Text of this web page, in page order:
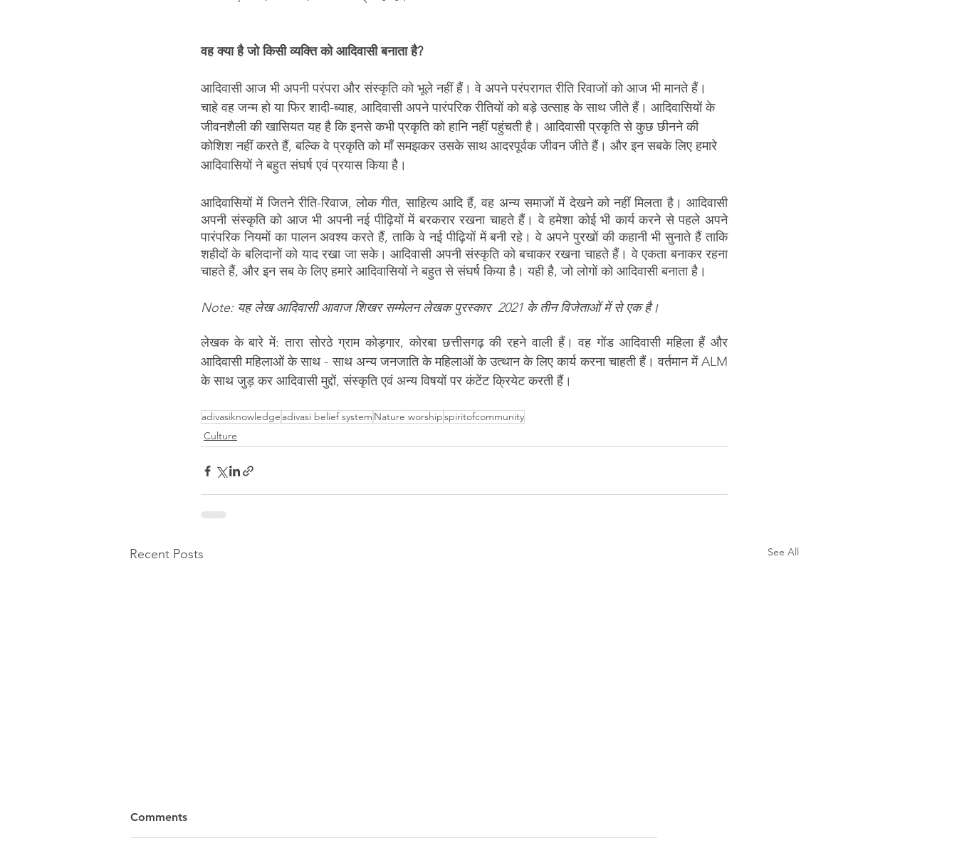
वह क्या है जो किसी व्यक्ति को आदिवासी बनाता है?
आदिवासी आज भी अपनी परंपरा और संस्कृति को भूले नहीं हैं। वे अपने परंपरागत रीति रिवाजों को आज भी मानते हैं।
चाहे वह जन्म हो या फिर शादी-ब्याह, आदिवासी अपने पारंपरिक रीतियों को बड़े उत्साह के साथ जीते हैं। आदिवासियों के
जीवनशैली की खासियत यह है कि इनसे कभी प्रकृति को हानि नहीं पहुंचती है। आदिवासी प्रकृति से कुछ छीनने की
कोशिश नहीं करते हैं, बल्कि वे प्रकृति को माँ समझकर उसके साथ आदरपूर्वक जीवन जीते हैं। और इन सबके लिए हमारे
आदिवासियों ने बहुत संघर्ष एवं प्रयास किया है।
आदिवासियों में जितने रीति-रिवाज, लोक गीत, साहित्य आदि हैं, वह अन्य समाजों में देखने को नहीं मिलता है। आदिवासी
अपनी संस्कृति को आज भी अपनी नई पीढ़ियों में बरकरार रखना चाहते हैं। वे हमेशा कोई भी कार्य करने से पहले अपने
पारंपरिक नियमों का पालन अवश्य करते हैं, ताकि वे नई पीढ़ियों में बनी रहे। वे अपने पुरखों की कहानी भी सुनाते हैं ताकि
शहीदों के बलिदानों को याद रखा जा सके। आदिवासी अपनी संस्कृति को बचाकर रखना चाहते हैं। वे एकता बनाकर रहना
चाहते हैं, और इन सब के लिए हमारे आदिवासियों ने बहुत से संघर्ष किया है। यही है, जो लोगों को आदिवासी बनाता है।
Note: यह लेख आदिवासी आवाज शिखर सम्मेलन लेखक पुरस्कार  2021 के तीन विजेताओं में से एक है।
लेखक के बारे में: तारा सोरठे ग्राम कोड़गार, कोरबा छत्तीसगढ़ की रहने वाली हैं। वह गोंड आदिवासी महिला हैं और
आदिवासी महिलाओं के साथ - साथ अन्य जनजाति के महिलाओं के उत्थान के लिए कार्य करना चाहती हैं। वर्तमान में ALM
के साथ जुड़ कर आदिवासी मुद्दों, संस्कृति एवं अन्य विषयों पर कंटेंट क्रियेट करती हैं।
adivasiknowledge adivasi belief system Nature worshipspiritofcommunity
Culture
Recent Posts See All
Comments